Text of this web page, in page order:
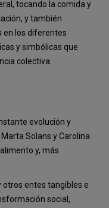
tocando la comida y
y también
los diferentes
y simbólicas que
colectiva.
evolución y
Solans y Carolina
y, más
otros entes tangibles e
social,